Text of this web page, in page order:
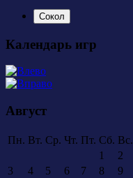
Сокол
Календарь игр
Август
Пн. Вт. Ср. Чт. Пт. Сб. Вс.
1
2
3
4 5 6 7 8
9